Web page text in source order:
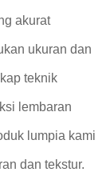
akurat
ukuran dan
teknik
lembaran
lumpia kami
dan tekstur.